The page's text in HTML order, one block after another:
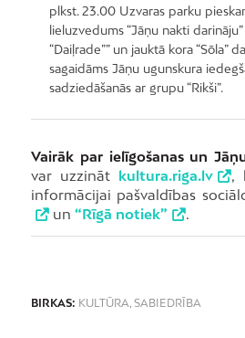
plkst. 23.00 Uzvaras parku
lieluzvedums “Jāņu nakti
“Daiļrade”” un jauktā kora “Sōla”
sagaidāms Jāņu ugunskura
sadziedāšanās ar grupu “Rikši”.
Vairāk par ielīgošanas un
var uzzināt kultura.riga.lv
,
informācijai pašvaldības
un “Rīgā notiek” .
BIRKAS: KULTŪRA, SABIEDRĪBA